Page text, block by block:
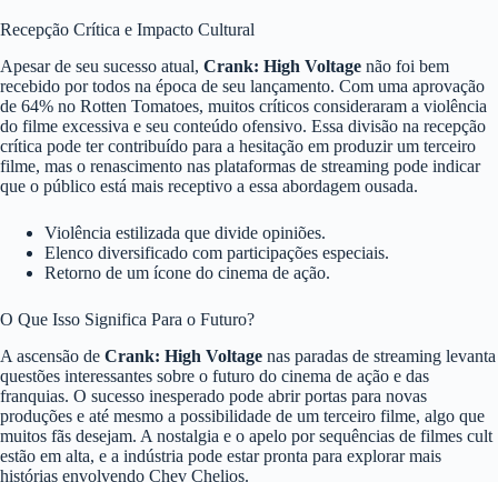
Recepção Crítica e Impacto Cultural
Apesar de seu sucesso atual, Crank: High Voltage não foi bem
recebido por todos na época de seu lançamento. Com uma aprovação
de 64% no Rotten Tomatoes, muitos críticos consideraram a violência
do filme excessiva e seu conteúdo ofensivo. Essa divisão na recepção
crítica pode ter contribuído para a hesitação em produzir um terceiro
filme, mas o renascimento nas plataformas de streaming pode indicar
que o público está mais receptivo a essa abordagem ousada.
Violência estilizada que divide opiniões.
Elenco diversificado com participações especiais.
Retorno de um ícone do cinema de ação.
O Que Isso Significa Para o Futuro?
A ascensão de Crank: High Voltage nas paradas de streaming levanta
questões interessantes sobre o futuro do cinema de ação e das
franquias. O sucesso inesperado pode abrir portas para novas
produções e até mesmo a possibilidade de um terceiro filme, algo que
muitos fãs desejam. A nostalgia e o apelo por sequências de filmes cult
estão em alta, e a indústria pode estar pronta para explorar mais
histórias envolvendo Chev Chelios.